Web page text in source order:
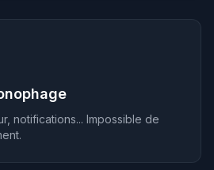
notifications... Impossible de